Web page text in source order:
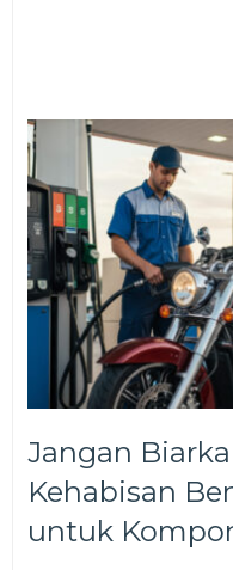
Jangan
Kehabisan
untuk